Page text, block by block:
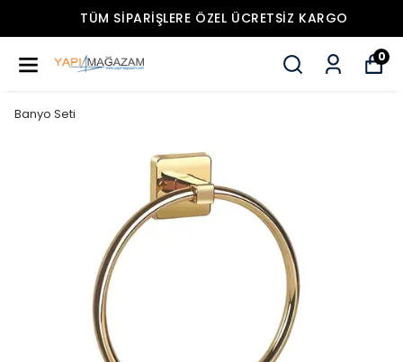
TÜM SIPARIŞLERE ÖZEL ÜCRETSIZ KARGO
0
Banyo Seti